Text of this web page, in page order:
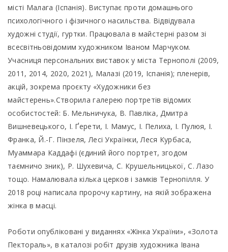
місті Малага (Іспанія). Виступає проти домашнього
психологічного і фізичного насильства. Відвідувала
художні студії, гуртки. Працювала в майстерні разом зі
всесвітньовідомим художником Іваном Марчуком.
Учасниця персональних виставок у міста Тернополі (2009,
2011, 2014, 2020, 2021), Малазі (2019, Іспанія); пленерів,
акцій, зокрема проєкту «Художники без
майстерень».Створила галерею портретів відомих
особистостей: Б. Мельничука, В. Павліка, Дмитра
Вишневецького, І. Ґерети, І. Мамус, І. Пелиха, І. Пулюя, І.
Франка, Й.-Г. Пінзеля, Лесі Українки, Леся Курбаса,
Муаммара Каддафі (єдиний його портрет, згодом
таємничо зник), Р. Шухевича, С. Крушельницької, С. Лазо
тощо. Намалювала кілька церков і замків Тернопілля. У
2018 році написала пророчу картину, на якій зображена
жінка в масці.
Роботи опубліковані у виданнях «Жінка України», «Золота
Пектораль», в каталозі робіт друзів художника Івана